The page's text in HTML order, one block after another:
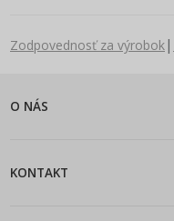
Zodpovednosť za výrobok|
O NÁS
KONTAKT